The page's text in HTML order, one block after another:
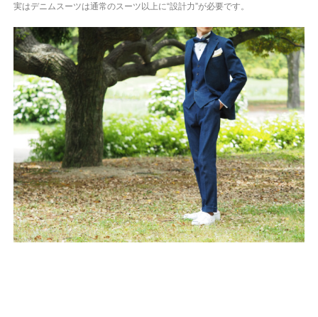
実はデニムスーツは通常のスーツ以上に“設計力”が必要です。